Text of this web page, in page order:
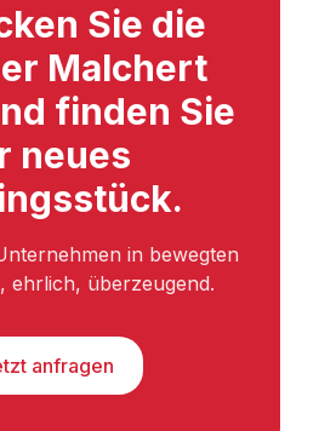
Sie die
Malchert
finden Sie
neues
in bewegten
ehrlich, überzeugend.
anfragen